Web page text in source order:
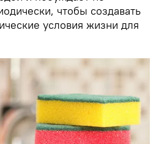
чтобы создавать
условия жизни для